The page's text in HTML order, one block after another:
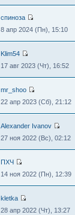
спиноза
8 апр 2024 (Пн), 15:10
Klim54
17 авг 2023 (Чт), 16:52
mr_shoo
22 апр 2023 (Сб), 21:12
Alexander Ivanov
27 ноя 2022 (Вс), 02:12
ПХЧ
14 ноя 2022 (Пн), 12:39
kletka
28 апр 2022 (Чт), 13:27